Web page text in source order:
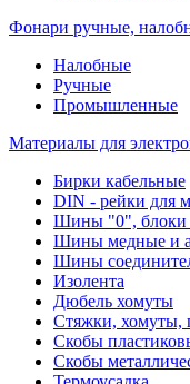
Фонари ручные,
Налобные
Ручные
Промышленные
Материалы для
Бирки кабельные
DIN - рейки для
Шины "0", блоки
Шины медные и
Шины
Изолента
Дюбель хомуты
Стяжки, хомуты,
Скобы
Скобы